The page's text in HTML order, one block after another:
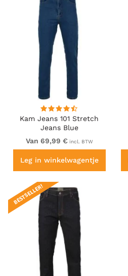
Kam Jeans 101 Stretch
Jeans Blue
Van 69,99 € incl. BTW
Leg in winkelwagentje
BESTSELLER!